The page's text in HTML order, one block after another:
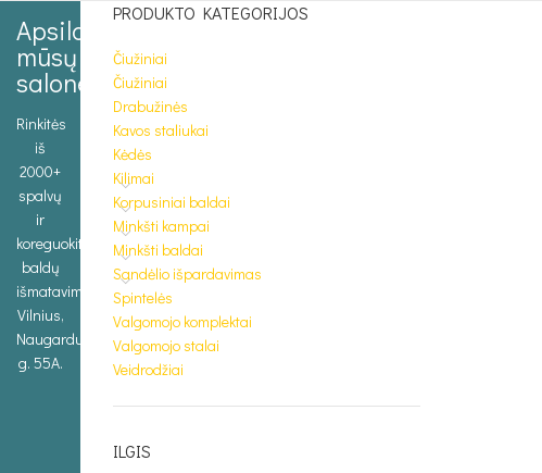
Apsilankykite
mūsų
salone
Rinkitės
iš
2000+
spalvų
ir
koreguokite
baldų
išmatavimus.
Vilnius,
Naugarduko
g. 55A.
PRODUKTO KATEGORIJOS
Čiužiniai
Čiužiniai
Drabužinės
Kavos staliukai
Kėdės
Kilimai
Korpusiniai baldai
Minkšti kampai
Minkšti baldai
Sandėlio išpardavimas
Spintelės
Valgomojo komplektai
Valgomojo stalai
Veidrodžiai
ILGIS